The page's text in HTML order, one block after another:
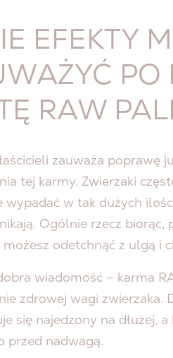
EFEKTY
PO
RAW
zauważa poprawę
tej karmy. Zwierzaki
wypadać w tak dużych
Ogólnie rzecz biorąc,
możesz odetchnąć z ulgą i
wiadomość – karma
zdrowej wagi zwierzaka.
się najedzony na dłużej,
przed nadwagą.